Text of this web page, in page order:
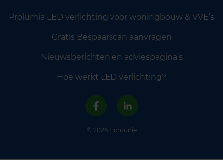
Prolumia LED verlichting voor woningbouw & VVE’s
Gratis Bespaarscan aanvragen
Nieuwsberichten en adviespagina’s
Hoe werkt LED verlichting?
© 2026 Lichtunie